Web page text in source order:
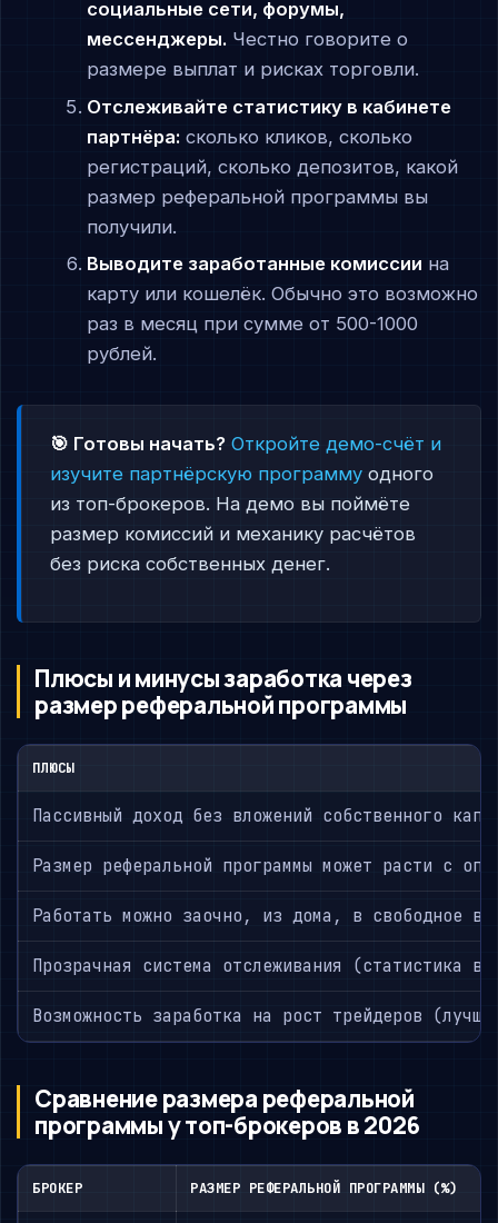
социальные сети, форумы,
мессенджеры.Честно говорите о
размере выплат и рисках торговли.
Отслеживайте статистику в кабинете
партнёра:сколько кликов, сколько
регистраций, сколько депозитов, какой
размер реферальной программы вы
получили.
Выводите заработанные комиссии на
карту или кошелёк. Обычно это возможно
раз в месяц при сумме от 500-1000
рублей.
🎯 Готовы начать? Откройте демо-счёт и
изучите партнёрскую программу одного
из топ-брокеров. На демо вы поймёте
размер комиссий и механику расчётов
без риска собственных денег.
Плюсы и минусы заработка через
размер реферальной программы
ПЛЮСЫ
Пассивный доход без вложений собственного
Размер реферальной программы может расти с
Работать можно заочно, из дома, в свободное
Прозрачная система отслеживания (статистика в
Возможность заработка на рост трейдеров
Сравнение размера реферальной
программы у топ-брокеров в 2026
БРОКЕР РАЗМЕР РЕФЕРАЛЬНОЙ ПРОГРАММЫ (%)